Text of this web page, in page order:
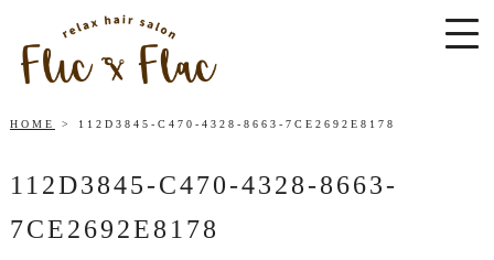
HOME 112D3845-C470-4328-8663-7CE2692E8178
112D3845-C470-4328-8663-
7CE2692E8178